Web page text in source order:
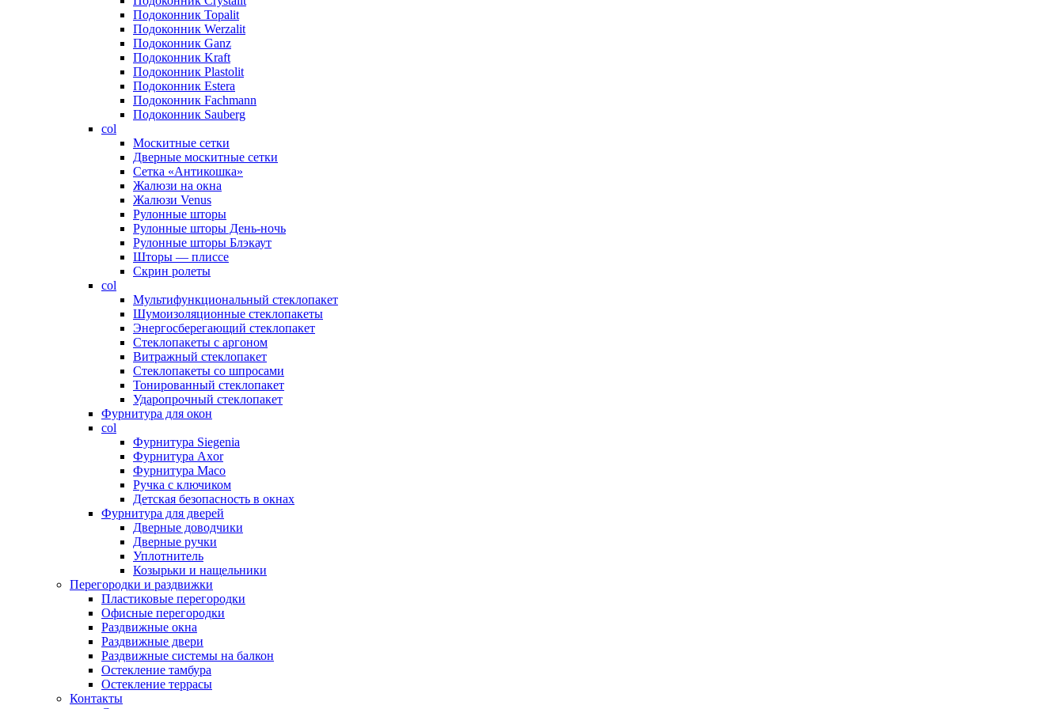
Подоконник Topalit
Подоконник Werzalit
Подоконник Ganz
Подоконник Kraft
Подоконник Plastolit
Подоконник Estera
Подоконник Fachmann
Подоконник Sauberg
col
Москитные сетки
Дверные москитные сетки
Сетка «Антикошка»
Жалюзи на окна
Жалюзи Venus
Рулонные шторы
Рулонные шторы День-ночь
Рулонные шторы Блэкаут
Шторы — плиссе
Скрин ролеты
col
Мультифункциональный стеклопакет
Шумоизоляционные стеклопакеты
Энергосберегающий стеклопакет
Стеклопакеты с аргоном
Витражный стеклопакет
Стеклопакеты со шпросами
Тонированный стеклопакет
Ударопрочный стеклопакет
Фурнитура для окон
col
Фурнитура Siegenia
Фурнитура Axor
Фурнитура Maco
Ручка с ключиком
Детская безопасность в окнах
Фурнитура для дверей
Дверные доводчики
Дверные ручки
Уплотнитель
Козырьки и нащельники
Перегородки и раздвижки
Пластиковые перегородки
Офисные перегородки
Раздвижные окна
Раздвижные двери
Раздвижные системы на балкон
Остекление тамбура
Остекление террасы
Контакты